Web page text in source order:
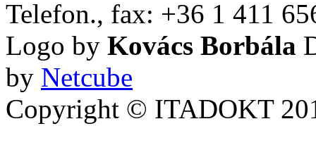
Telefon., fax: +36 1 411
Logo by Kovács Borbála
by Netcube
Copyright © ITADOKT